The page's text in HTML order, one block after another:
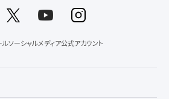
ソーシャルメディア公式アカウント